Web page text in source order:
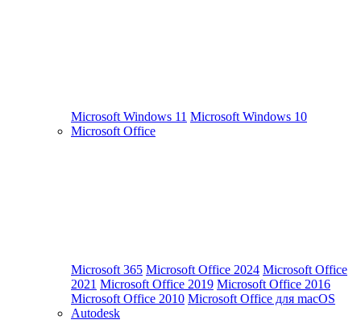
Microsoft Windows 11 Microsoft Windows 10
Microsoft Office
Microsoft 365 Microsoft Office 2024 Microsoft Office
2021 Microsoft Office 2019 Microsoft Office 2016
Microsoft Office 2010 Microsoft Office для macOS
Autodesk